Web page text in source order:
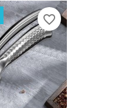
favorite_border